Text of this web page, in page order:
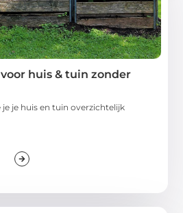
huis & tuin zonder
je je huis en tuin overzichtelijk